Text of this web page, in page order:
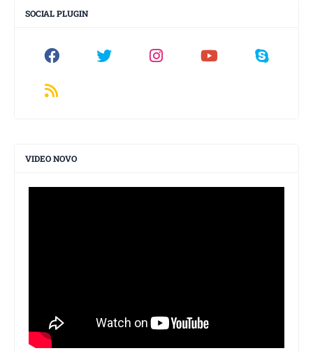
SOCIAL PLUGIN
VIDEO NOVO